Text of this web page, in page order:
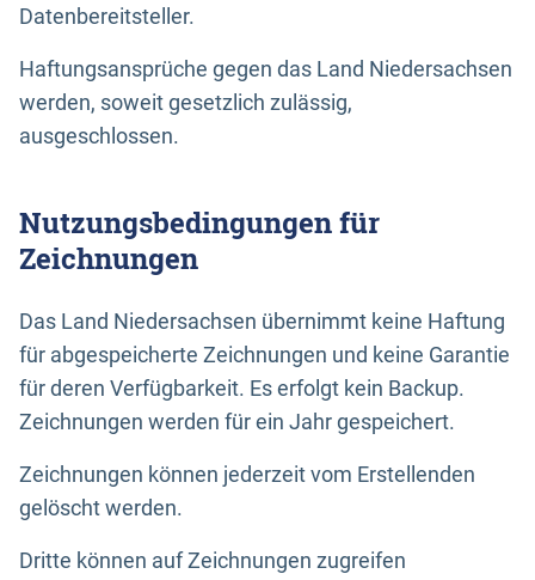
Datenbereitsteller.
Haftungsansprüche gegen das Land Niedersachsen
werden, soweit gesetzlich zulässig,
ausgeschlossen.
Nutzungsbedingungen für
Zeichnungen
Das Land Niedersachsen übernimmt keine Haftung
für abgespeicherte Zeichnungen und keine Garantie
für deren Verfügbarkeit. Es erfolgt kein Backup.
Zeichnungen werden für ein Jahr gespeichert.
Zeichnungen können jederzeit vom Erstellenden
gelöscht werden.
Dritte können auf Zeichnungen zugreifen